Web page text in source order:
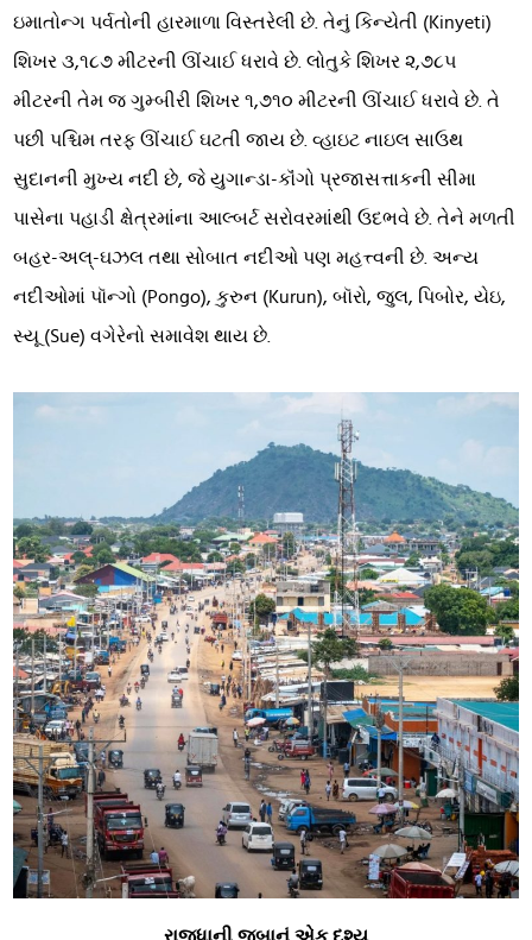
ઇમાતોન્ગ પર્વતોની હારમાળા વિસ્તરેલી છે. તેનું કિન્યેતી (Kinyeti)
શિખર ૩,૧૮૭ મીટરની ઊંચાઈ ધરાવે છે. લોતુકે શિખર ૨,૭૮૫
મીટરની તેમ જ ગુમ્બીરી શિખર ૧,૭૧૦ મીટરની ઊંચાઈ ધરાવે છે. તે
પછી પશ્ચિમ તરફ ઊંચાઈ ઘટતી જાય છે. વ્હાઇટ નાઇલ સાઉથ
સુદાનની મુખ્ય નદી છે, જે યુગાન્ડા-કૉંગો પ્રજાસત્તાકની સીમા
પાસેના પહાડી ક્ષેત્રમાંના આલ્બર્ટ સરોવરમાંથી ઉદભવે છે. તેને મળતી
બહર-અલ્-ઘઝલ તથા સોબાત નદીઓ પણ મહત્ત્વની છે. અન્ય
નદીઓમાં પૉન્ગો (Pongo), કુરુન (Kurun), બૉરો, જુલ, પિબોર, યેઇ,
સ્યૂ (Sue) વગેરેનો સમાવેશ થાય છે.
રાજધાની જુબાનું એક દૃશ્ય